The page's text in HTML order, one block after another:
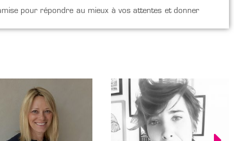
pour répondre au mieux à vos attentes et donner